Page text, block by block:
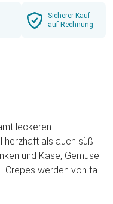
Sicherer Kauf
auf Rechnung
leckeren
herzhaft als auch süß
und Käse, Gemüse
Crepes werden von fast
wie Jahrmarkt,